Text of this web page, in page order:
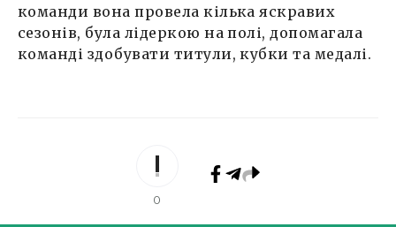
команди вона провела кілька яскравих
сезонів, була лідеркою на полі, допомагала
команді здобувати титули, кубки та медалі.
0